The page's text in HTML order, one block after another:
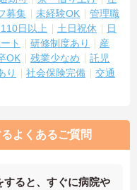
募集 未経験OK
管理職
日以上 土日祝休
日
ト 研修制度あり
産
OK 残業少なめ
託児
り 社会保険完備
交通
よくあるご質問
すると、すぐに病院や